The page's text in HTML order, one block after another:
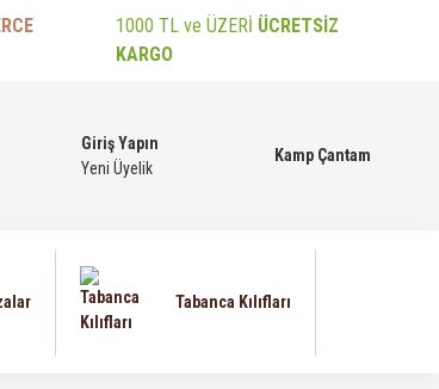
1000 TL ve ÜZERİ ÜCRETSİZ
KARGO
Giriş Yapın
Yeni Üyelik
Kamp Çantam
Tabanca Kılıfları